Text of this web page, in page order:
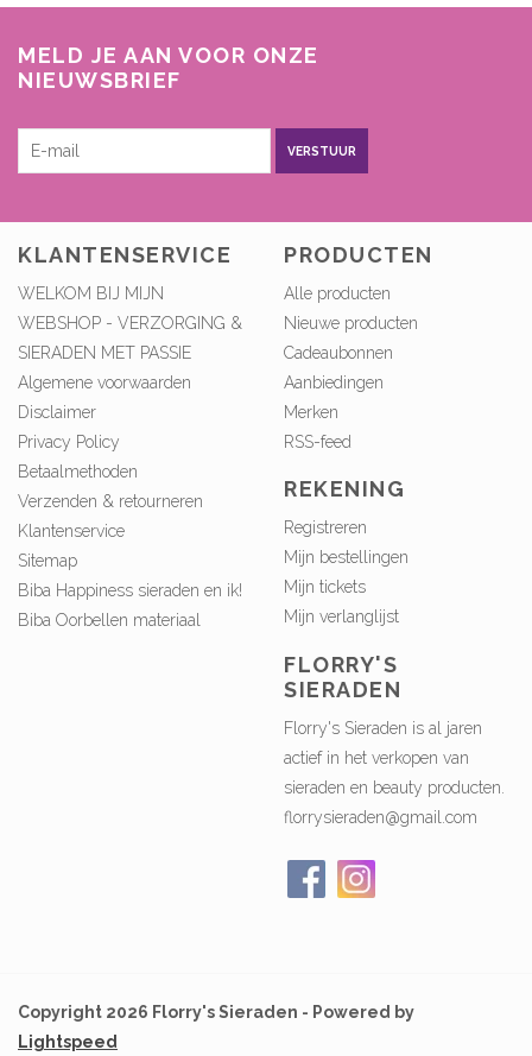
MELD JE AAN VOOR ONZE
NIEUWSBRIEF
VERSTUUR
KLANTENSERVICE
WELKOM BIJ MIJN
WEBSHOP - VERZORGING &
SIERADEN MET PASSIE
Algemene voorwaarden
Disclaimer
Privacy Policy
Betaalmethoden
Verzenden & retourneren
Klantenservice
Sitemap
Biba Happiness sieraden en ik!
Biba Oorbellen materiaal
PRODUCTEN
Alle producten
Nieuwe producten
Cadeaubonnen
Aanbiedingen
Merken
RSS-feed
REKENING
Registreren
Mijn bestellingen
Mijn tickets
Mijn verlanglijst
FLORRY'S
SIERADEN
Florry's Sieraden is al jaren
actief in het verkopen van
sieraden en beauty producten.
florrysieraden@gmail.com
Copyright 2026 Florry's Sieraden - Powered by
Lightspeed